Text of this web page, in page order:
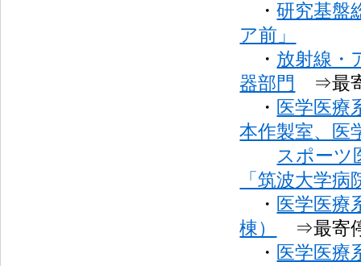
・研究基盤
ア前」
・ 放射線・
器部門
⇒最
・ 医学医療
本作製室、医
スポーツ
「筑波大学病
・ 医学医療
棟）
⇒最寄
・ 医学医療